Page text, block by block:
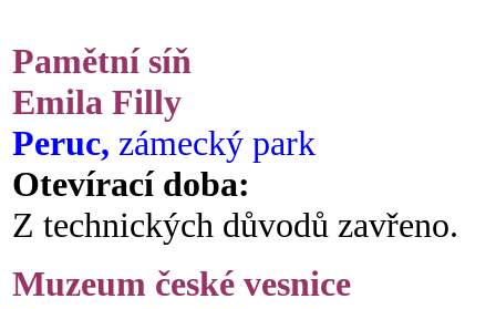
Pamětní síň
Emila Filly
Peruc, zámecký park
Otevírací doba:
Z technických důvodů zavřeno.
Muzeum české vesnice